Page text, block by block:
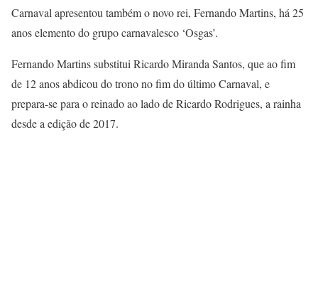
Carnaval apresentou também o novo rei, Fernando Martins, há 25
anos elemento do grupo carnavalesco ‘Osgas’.
Fernando Martins substitui Ricardo Miranda Santos, que ao fim
de 12 anos abdicou do trono no fim do último Carnaval, e
prepara-se para o reinado ao lado de Ricardo Rodrigues, a rainha
desde a edição de 2017.